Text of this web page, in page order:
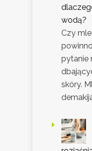
wodą?
Czy
pytanie
skóry.